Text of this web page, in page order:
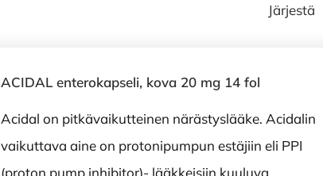
Järjestä
ACIDAL enterokapseli, kova 20 mg 14 fol
Acidal on pitkävaikutteinen närästyslääke. Acidalin
vaikuttava aine on protonipumpun estäjiin eli PPI
(proton pump inhibitor)- lääkkeisiin kuuluva